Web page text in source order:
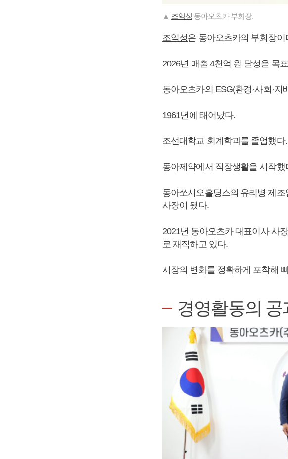
▲ 조익성 동아오츠카 부회장.
조익성은 동아오츠카의 부회장이
2026년 매출 4천억 원 달성을 목
동아오츠카의 ESG(환경·사회·
1961년에 태어났다.
조선대학교 회계학과를 졸업했다.
동아제약에서 직장생활을 시작했
동아쏘시오홀딩스의 유리병 제
사장이 됐다.
2021년 동아오츠카 대표이사 사
로 재직하고 있다.
시장의 변화를 정확하게 포착해
경영활동의 공